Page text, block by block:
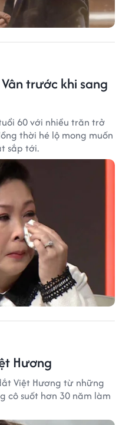
trước khi sang
60 với nhiều trăn trở
thời hé lộ mong muốn
sắp tới.
Hương
Việt Hương từ những
cô suốt hơn 30 năm làm